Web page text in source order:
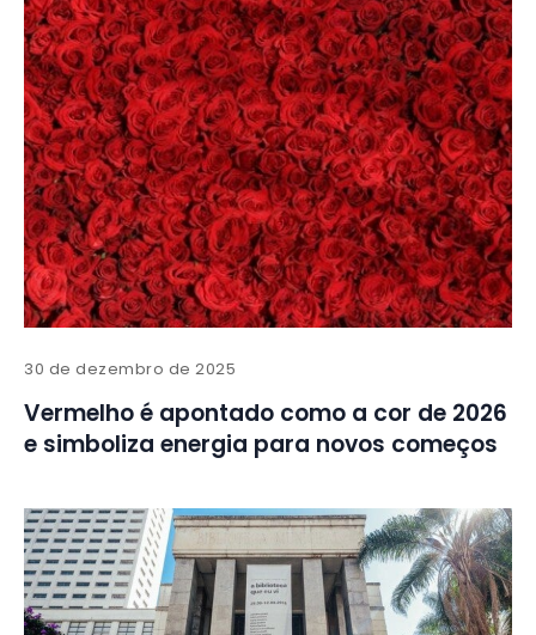
30 de dezembro de 2025
Vermelho é apontado como a cor de 2026
e simboliza energia para novos começos